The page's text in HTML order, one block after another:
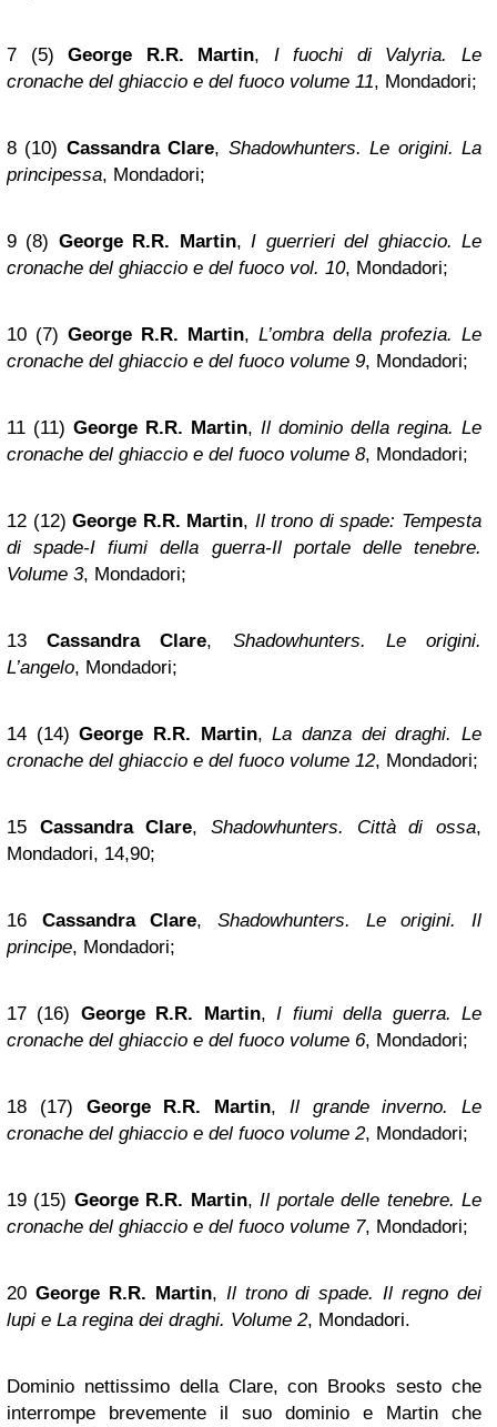
7 (5)George R.R. Martin, I fuochi di Valyria. Le
cronache del ghiaccio e del fuoco volume 11, Mondadori;
8 (10) Cassandra Clare, Shadowhunters. Le origini. La
principessa, Mondadori;
9 (8) George R.R. Martin,I guerrieri del ghiaccio. Le
cronache del ghiaccio e del fuoco vol. 10, Mondadori;
10 (7) George R.R. Martin, L’ombra della profezia. Le
cronache del ghiaccio e del fuoco volume 9, Mondadori;
11 (11) George R.R. Martin, Il dominio della regina. Le
cronache del ghiaccio e del fuoco volume 8, Mondadori;
12 (12)George R.R. Martin, Il trono di spade: Tempesta
di spade-I fiumi della guerra-Il portale delle tenebre.
Volume 3, Mondadori;
13Cassandra Clare, Shadowhunters. Le origini.
L’angelo, Mondadori;
14 (14)George R.R. Martin,La danza dei draghi. Le
cronache del ghiaccio e del fuoco volume 12, Mondadori;
15 Cassandra Clare,Shadowhunters. Città di ossa,
Mondadori, 14,90;
16 Cassandra Clare,Shadowhunters. Le origini. Il
principe, Mondadori;
17 (16) George R.R. Martin,I fiumi della guerra. Le
cronache del ghiaccio e del fuoco volume 6, Mondadori;
18 (17) George R.R. Martin, Il grande inverno. Le
cronache del ghiaccio e del fuoco volume 2, Mondadori;
19 (15) George R.R. Martin,Il portale delle tenebre. Le
cronache del ghiaccio e del fuoco volume 7, Mondadori;
20 George R.R. Martin, Il trono di spade. Il regno dei
lupi e La regina dei draghi. Volume 2, Mondadori.
Dominio nettissimo della Clare, con Brooks sesto che
interrompe brevemente il suo dominio e Martin che